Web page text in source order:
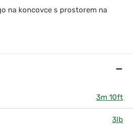
na koncovce s prostorem na
3m 10ft
3lb